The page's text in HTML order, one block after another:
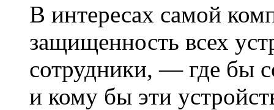
В интересах самой
защищенность всех
сотрудники, — где бы
и кому бы эти